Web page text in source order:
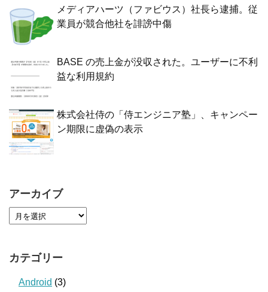
メディアハーツ（ファビウス）社長ら逮捕。従
業員が競合他社を誹謗中傷
BASE の売上金が没収された。ユーザーに不利
益な利用規約
株式会社侍の「侍エンジニア塾」、キャンペー
ン期限に虚偽の表示
アーカイブ
カテゴリー
Android (3)